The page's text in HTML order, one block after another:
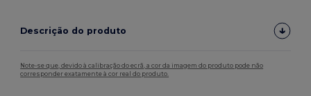
Descrição do produto
Note-se que, devido à calibração do ecrã, a cor da imagem do produto pode não
corresponder exatamente à cor real do produto.